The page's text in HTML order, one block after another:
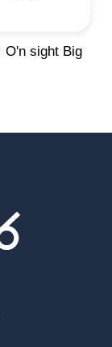
O'n sight Big